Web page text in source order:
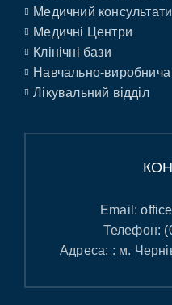
Медичний
Медичні Центри
Клінічні бази
Навчально-виробнича
Лікувальний відділ
Email:
Телефон:
Адреса: : м.